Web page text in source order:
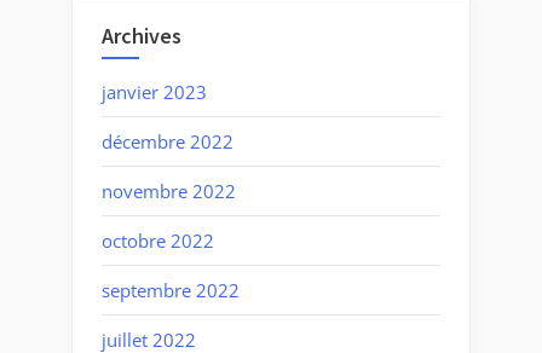
Archives
janvier 2023
décembre 2022
novembre 2022
octobre 2022
septembre 2022
juillet 2022